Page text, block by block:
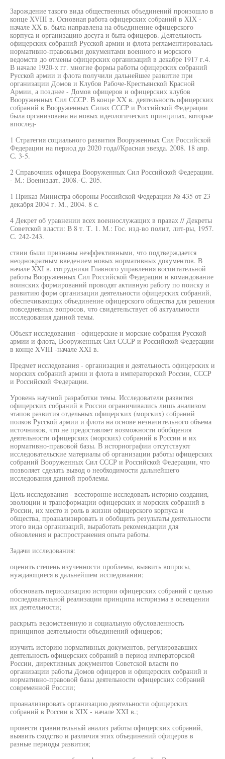
Зарождение такого вида общественных объединений произошло в
конце XVIII в. Основная работа офицерских собраний в XIX -
начале XX в. была направлена на объединение офицерского
корпуса и организацию досуга и быта офицеров. Деятельность
офицерских собраний Русской армии и флота регламентировалась
нормативно-правовыми документами военного и морского
ведомств до отмены офицерских организаций в декабре 1917 г.4.
В начале 1920-х гг. многие формы работы офицерских собраний
Русской армии и флота получили дальнейшее развитие при
организации Домов и Клубов Рабоче-Крестьянской Красной
Армии, а позднее - Домов офицеров и офицерских клубов
Вооруженных Сил СССР. В конце XX в. деятельность офицерских
собраний в Вооруженных Силах СССР и Российской Федерации
была организована на новых идеологических принципах, которые
впослед-
1 Стратегия социального развития Вооруженных Сил Российской
Федерации на период до 2020 года//Красная звезда. 2008. 18 апр.
С. 3-5.
2 Справочник офицера Вооруженных Сил Российской Федерации.
- М.: Воениздат, 2008.-С. 205.
1 Приказ Министра обороны Российской Федерации № 435 от 23
декабря 2004 г. М., 2004. 8 с.
4 Декрет об уравнении всех военнослужащих в правах // Декреты
Советской власти: В 8 т. Т. 1. М.: Гос. изд-во полит, лит-ры, 1957.
С. 242-243.
ствии были признаны неэффективными, что подтверждается
неоднократным введением новых нормативных документов. В
начале XXI в. сотрудники Главного управления воспитательной
работы Вооруженных Сил Российской Федерации и командование
воинских формирований проводят активную работу по поиску и
развитию форм организации деятельности офицерских собраний,
обеспечивающих объединение офицерского общества для решения
повседневных вопросов, что свидетельствует об актуальности
исследования данной темы.
Объект исследования - офицерские и морские собрания Русской
армии и флота, Вооруженных Сил СССР и Российской Федерации
в конце XVIII -начале XXI в.
Предмет исследования - организация и деятельность офицерских и
морских собраний армии и флота в императорской России, СССР
и Российской Федерации.
Уровень научной разработки темы. Исследователи развития
офицерских собраний в России ограничивались лишь анализом
этапов развития отдельных офицерских (морских) собраний
полков Русской армии и флота на основе незначительного объема
источников, что не предоставляет возможности обобщения
деятельности офицерских (морских) собраний в России и их
нормативно-правовой базы. В историографии отсутствуют
исследовательские материалы об организации работы офицерских
собраний Вооруженных Сил СССР и Российской Федерации, что
позволяет сделать вывод о необходимости дальнейшего
исследования данной проблемы.
Цель исследования - всесторонне исследовать историю создания,
эволюции и трансформации офицерских и морских собраний в
России, их место и роль в жизни офицерского корпуса и
общества, проанализировать и обобщить результаты деятельности
этого вида организаций, выработать рекомендации для
обновления и распространения опыта работы.
Задачи исследования:
оценить степень изученности проблемы, выявить вопросы,
нуждающиеся в дальнейшем исследовании;
обосновать периодизацию истории офицерских собраний с целью
последовательной реализации принципа историзма в освещении
их деятельности;
раскрыть ведомственную и социальную обусловленность
принципов деятельности объединений офицеров;
изучить историю нормативных документов, регулировавших
деятельность офицерских собраний в период императорской
России, директивных документов Советской власти по
организации работы Домов офицеров и офицерских собраний и
нормативно-правовой базы деятельности офицерских собраний
современной России;
проанализировать организацию деятельности офицерских
собраний в России в XIX - начале XXI в.;
провести сравнительный анализ работы офицерских собраний,
выявить сходство и различия этих объединений офицеров в
разные периоды развития;